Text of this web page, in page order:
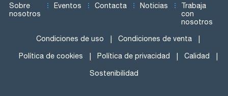
Sobre
nosotros
Eventos Contacta Noticias
Trabaja
con
nosotros
Condiciones de uso Condiciones de venta
Política de cookies Política de privacidad Calidad
Sostenibilidad